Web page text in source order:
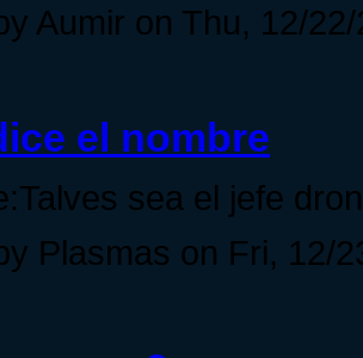
Aumir on Thu, 12/
el nombre
sea el jefe
Plasmas on Fri, 12/